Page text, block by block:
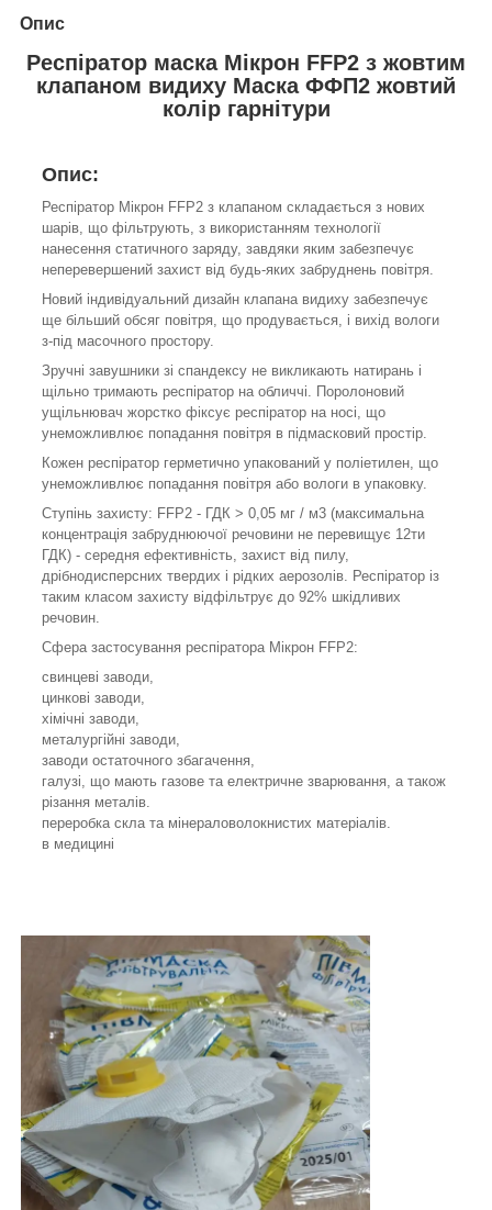
Опис
Респіратор маска Мікрон FFP2 з жовтим
клапаном видиху Маска ФФП2 жовтий
колір гарнітури
Опис:
Респіратор Мікрон FFP2 з клапаном складається з нових
шарів, що фільтрують, з використанням технології
нанесення статичного заряду, завдяки яким забезпечує
неперевершений захист від будь-яких забруднень повітря.
Новий індивідуальний дизайн клапана видиху забезпечує
ще більший обсяг повітря, що продувається, і вихід вологи
з-під масочного простору.
Зручні завушники зі спандексу не викликають натирань і
щільно тримають респіратор на обличчі. Поролоновий
ущільнювач жорстко фіксує респіратор на носі, що
унеможливлює попадання повітря в підмасковий простір.
Кожен респіратор герметично упакований у поліетилен, що
унеможливлює попадання повітря або вологи в упаковку.
Ступінь захисту: FFP2 - ГДК > 0,05 мг / м3 (максимальна
концентрація забруднюючої речовини не перевищує 12ти
ГДК) - середня ефективність, захист від пилу,
дрібнодисперсних твердих і рідких аерозолів. Респіратор із
таким класом захисту відфільтрує до 92% шкідливих
речовин.
Сфера застосування респіратора Мікрон FFP2:
свинцеві заводи,
цинкові заводи,
хімічні заводи,
металургійні заводи,
заводи остаточного збагачення,
галузі, що мають газове та електричне зварювання, а також
різання металів.
переробка скла та мінераловолокнистих матеріалів.
в медицині